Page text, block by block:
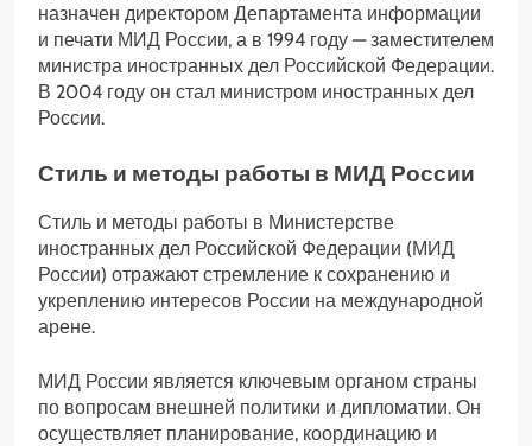
назначен директором Департамента информации
и печати МИД России, а в 1994 году — заместителем
министра иностранных дел Российской Федерации.
В 2004 году он стал министром иностранных дел
России.
Стиль и методы работы в МИД России
Стиль и методы работы в Министерстве
иностранных дел Российской Федерации (МИД
России) отражают стремление к сохранению и
укреплению интересов России на международной
арене.
МИД России является ключевым органом страны
по вопросам внешней политики и дипломатии. Он
осуществляет планирование, координацию и